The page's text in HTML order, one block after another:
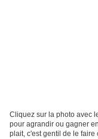
Cliquez sur la photo avec
pour agrandir ou gagner
plait, c'est gentil de le